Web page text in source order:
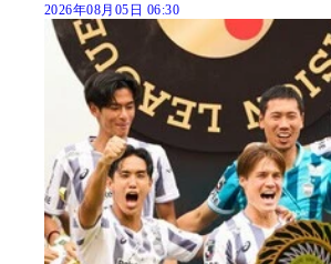
2026年08月05日 06:30